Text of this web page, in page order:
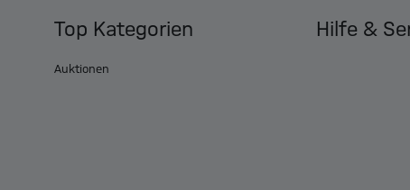
Top Kategorien
Auktionen
Hilfe &